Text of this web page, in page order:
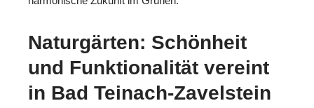
Naturgärten: Schönheit
und Funktionalität vereint
in Bad Teinach-Zavelstein